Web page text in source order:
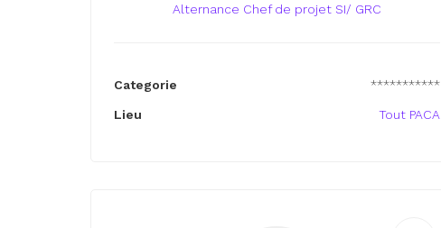
Alternance Chef de projet SI/ GRC
Categorie ***********
Lieu Tout PACA